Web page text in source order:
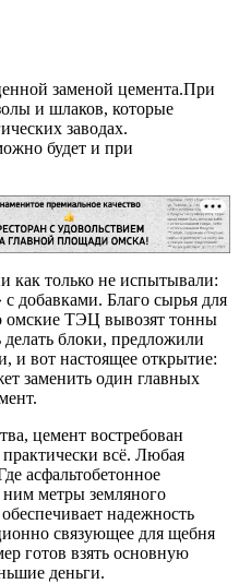
заменой цемента.При
и шлаков, которые
заводах.
будет и при
как только не испытывали:
добавками. Благо сырья для
омские ТЭЦ вывозят тонны
блоки, предложили
и вот настоящее открытие:
заменить один главных
цемент востребован
всё. Любая
асфальтобетонное
метры земляного
надежность
связующее для щебня
готов взять основную
деньги.